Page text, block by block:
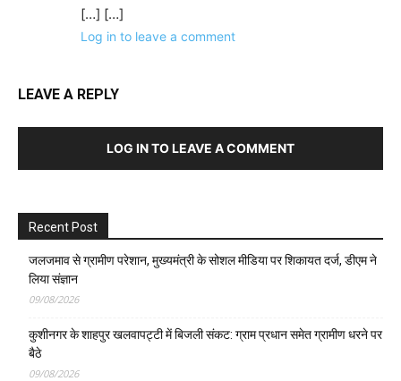
[…] […]
Log in to leave a comment
LEAVE A REPLY
LOG IN TO LEAVE A COMMENT
Recent Post
जलजमाव से ग्रामीण परेशान, मुख्यमंत्री के सोशल मीडिया पर शिकायत दर्ज, डीएम ने
लिया संज्ञान
09/08/2026
कुशीनगर के शाहपुर खलवापट्टी में बिजली संकट: ग्राम प्रधान समेत ग्रामीण धरने पर
बैठे
09/08/2026